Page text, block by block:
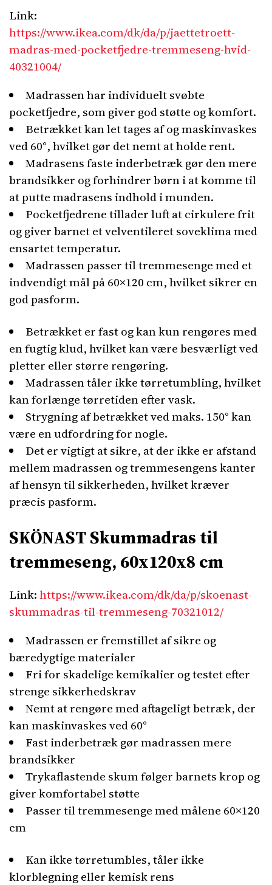
Link:
https://www.ikea.com/dk/da/p/jaettetroett-
madras-med-pocketfjedre-tremmeseng-hvid-
40321004/
Madrassen har individuelt svøbte
pocketfjedre, som giver god støtte og komfort.
Betrækket kan let tages af og maskinvaskes
ved 60°, hvilket gør det nemt at holde rent.
Madrasens faste inderbetræk gør den mere
brandsikker og forhindrer børn i at komme til
at putte madrasens indhold i munden.
Pocketfjedrene tillader luft at cirkulere frit
og giver barnet et velventileret soveklima med
ensartet temperatur.
Madrassen passer til tremmesenge med et
indvendigt mål på 60×120 cm, hvilket sikrer en
god pasform.
Betrækket er fast og kan kun rengøres med
en fugtig klud, hvilket kan være besværligt ved
pletter eller større rengøring.
Madrassen tåler ikke tørretumbling, hvilket
kan forlænge tørretiden efter vask.
Strygning af betrækket ved maks. 150° kan
være en udfordring for nogle.
Det er vigtigt at sikre, at der ikke er afstand
mellem madrassen og tremmesengens kanter
af hensyn til sikkerheden, hvilket kræver
præcis pasform.
SKÖNAST Skummadras til
tremmeseng, 60x120x8 cm
Link:https://www.ikea.com/dk/da/p/skoenast-
skummadras-til-tremmeseng-70321012/
Madrassen er fremstillet af sikre og
bæredygtige materialer
Fri for skadelige kemikalier og testet efter
strenge sikkerhedskrav
Nemt at rengøre med aftageligt betræk, der
kan maskinvaskes ved 60°
Fast inderbetræk gør madrassen mere
brandsikker
Trykaflastende skum følger barnets krop og
giver komfortabel støtte
Passer til tremmesenge med målene 60×120
cm
Kan ikke tørretumbles, tåler ikke
klorblegning eller kemisk rens